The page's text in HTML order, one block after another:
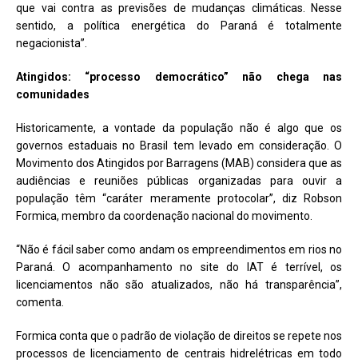
que vai contra as previsões de mudanças climáticas. Nesse
sentido, a política energética do Paraná é totalmente
negacionista”.
Atingidos: “processo democrático” não chega nas
comunidades
Historicamente, a vontade da população não é algo que os
governos estaduais no Brasil tem levado em consideração. O
Movimento dos Atingidos por Barragens (MAB) considera que as
audiências e reuniões públicas organizadas para ouvir a
população têm “caráter meramente protocolar”, diz Robson
Formica, membro da coordenação nacional do movimento.
“Não é fácil saber como andam os empreendimentos em rios no
Paraná. O acompanhamento no site do IAT é terrível, os
licenciamentos não são atualizados, não há transparência”,
comenta.
Formica conta que o padrão de violação de direitos se repete nos
processos de licenciamento de centrais hidrelétricas em todo